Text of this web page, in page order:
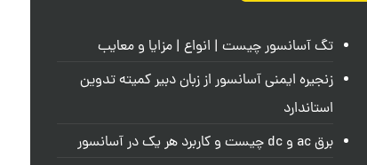
تگ آسانسور چیست | انواع | مزایا و معایب
زنجیره ایمنی آسانسور از زبان دبیر کمیته تدوین
استاندارد
برق ac و dc چیست و کاربرد هر یک در آسانسور